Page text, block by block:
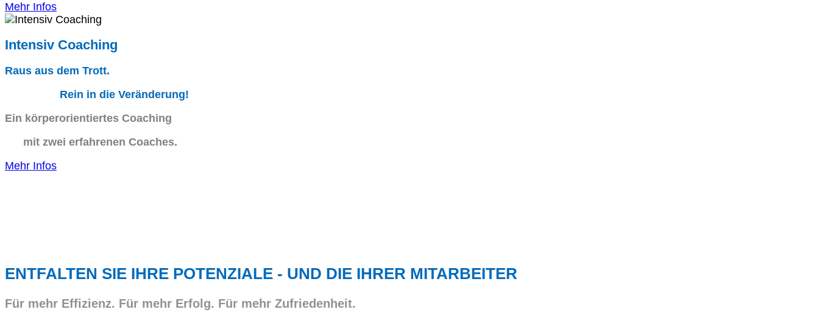
Mehr Infos
Intensiv Coaching
Raus aus dem Trott.
Rein in die Veränderung!
Ein körperorientiertes Coaching
mit zwei erfahrenen Coaches.
Mehr Infos
ENTFALTEN SIE IHRE POTENZIALE - UND DIE IHRER MITARBEITER
Für mehr Effizienz. Für mehr Erfolg. Für mehr Zufriedenheit.